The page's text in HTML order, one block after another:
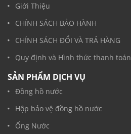
Giới Thiệu
CHÍNH SÁCH BẢO HÀNH
CHÍNH SÁCH ĐỔI VÀ TRẢ HÀNG
Quy định và Hình thức thanh toán
SẢN PHẨM DỊCH VỤ
Đồng hồ nước
Hộp bảo vệ đồng hồ nước
Ống Nước